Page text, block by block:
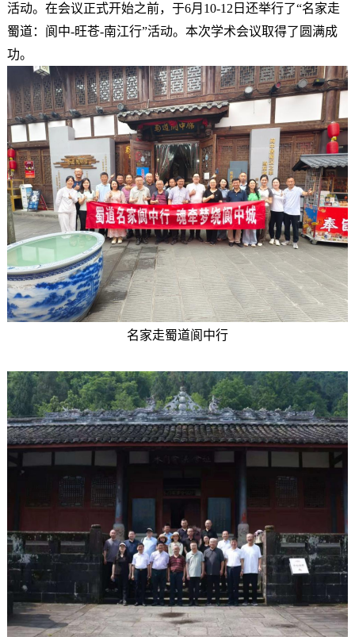
活动。在会议正式开始之前，于6月10-12日还举行了“名家走
蜀道：阆中-旺苍-南江行”活动。本次学术会议取得了圆满成
功。
名家走蜀道阆中行